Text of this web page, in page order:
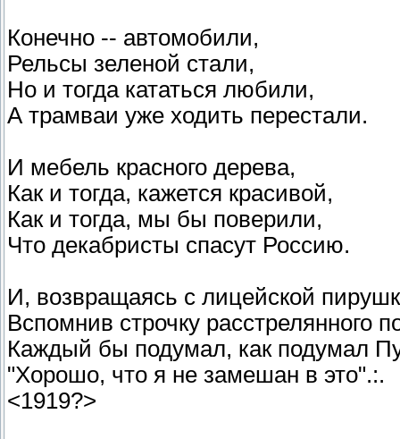
Конечно -- автомобили,
Рельсы зеленой стали,
Но и тогда кататься любили,
А трамваи уже ходить перестали.
И мебель красного дерева,
Как и тогда, кажется красивой,
Как и тогда, мы бы поверили,
Что декабристы спасут Россию.
И, возвращаясь с лицейской
Вспомнив строчку расстрелянного
Каждый бы подумал, как подумал
"Хорошо, что я не замешан в это".:.
<1919?>